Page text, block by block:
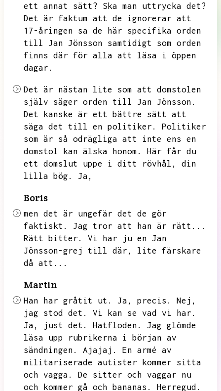
ett annat sätt?
Ska man uttrycka det?
Det är faktum att de ignorerar att
17-åringen sa de här specifika orden
till Jan Jönsson samtidigt som orden
finns där för alla att läsa i öppen
dagar.
Det är nästan lite som att domstolen
själv säger orden till Jan Jönsson.
Det kanske är ett bättre sätt att
säga det till en politiker.
Politiker
som är så odrägliga att inte ens en
domstol kan älska honom.
Här får du
ett domslut uppe i ditt rövhål,
din
lilla bög.
Ja,
Boris
men det är ungefär det de gör
faktiskt.
Jag tror att han är rätt...
Rätt bitter.
Vi har ju en Jan
Jönsson-grej till där,
lite färskare
då att...
Martin
Han har gråtit ut. Ja, precis.
Nej,
jag stod det.
Vi kan se vad vi har.
Ja,
just det. Hatfloden.
Jag glömde
läsa upp rubrikerna i början av
sändningen.
Ajajaj.
En armé av
militariserade autister kommer sitta
och vagga.
De sitter och vaggar nu
och kommer gå och bananas.
Herregud.